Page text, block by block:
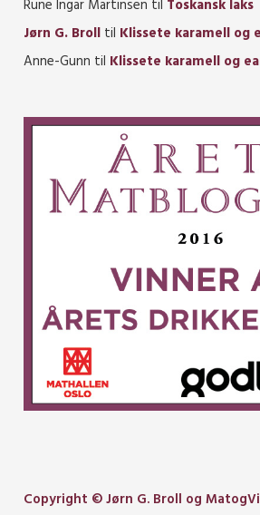
Rune Ingar Martinsen til Toskansk laks
Jørn G. Broll til Klissete karamell og
Anne-Gunn til Klissete karamell og
Copyright © Jørn G. Broll og